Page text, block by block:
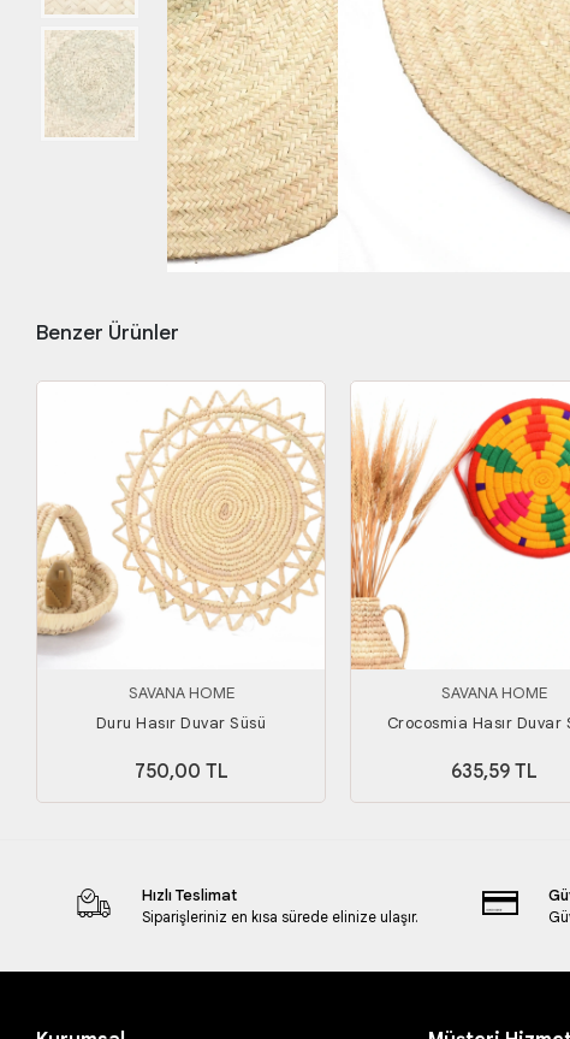
Benzer Ürünler
SAVANA HOME
Duru Hasır Duvar Süsü
750,00 TL
SAVANA HOME
Crocosmia Hasır Duvar
635,59 TL
Hızlı Teslimat
Siparişleriniz en kısa sürede elinize ulaşır.